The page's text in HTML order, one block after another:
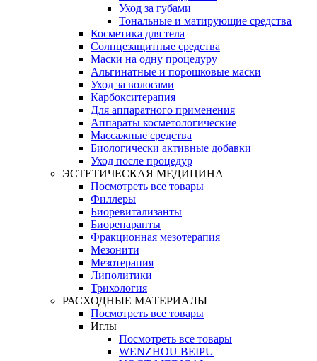
Уход за губами
Тональные и матирующие средства
Косметика для тела
Солнцезащитные средства
Маски на одну процедуру
Альгинатные и порошковые маски
Уход за волосами
Карбокситерапия
Для аппаратного применения
Аппараты косметологические
Массажные средства
Биологически активные добавки
Уход после процедур
ЭСТЕТИЧЕСКАЯ МЕДИЦИНА
Посмотреть все товары
Филлеры
Биоревитализанты
Биорепаранты
Фракционная мезотерапия
Мезонити
Мезотерапия
Липолитики
Трихология
РАСХОДНЫЕ МАТЕРИАЛЫ
Посмотреть все товары
Иглы
Посмотреть все товары
WENZHOU BEIPU